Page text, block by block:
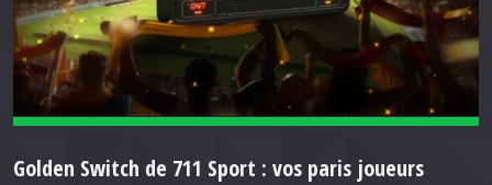
Golden Switch de 711 Sport : vos paris joueurs